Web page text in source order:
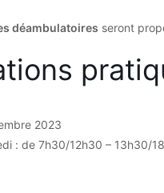
déambulatoires seront
2023
: de 7h30/12h30 – 13h30/